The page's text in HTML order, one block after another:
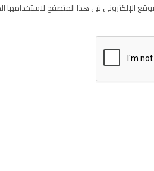
الإلكتروني في هذا المتصفح لاستخدامها